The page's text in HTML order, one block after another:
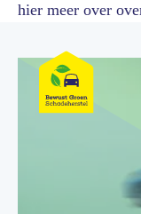
hier meer over